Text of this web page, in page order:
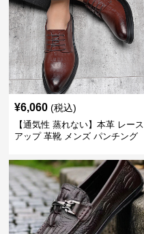
¥6,060 (税込)
【通気性 蒸れない】本革 レース
アップ 革靴 メンズ パンチング
い 営業